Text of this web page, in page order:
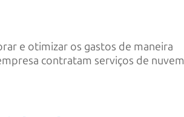
e otimizar os gastos de maneira
contratam serviços de nuvem